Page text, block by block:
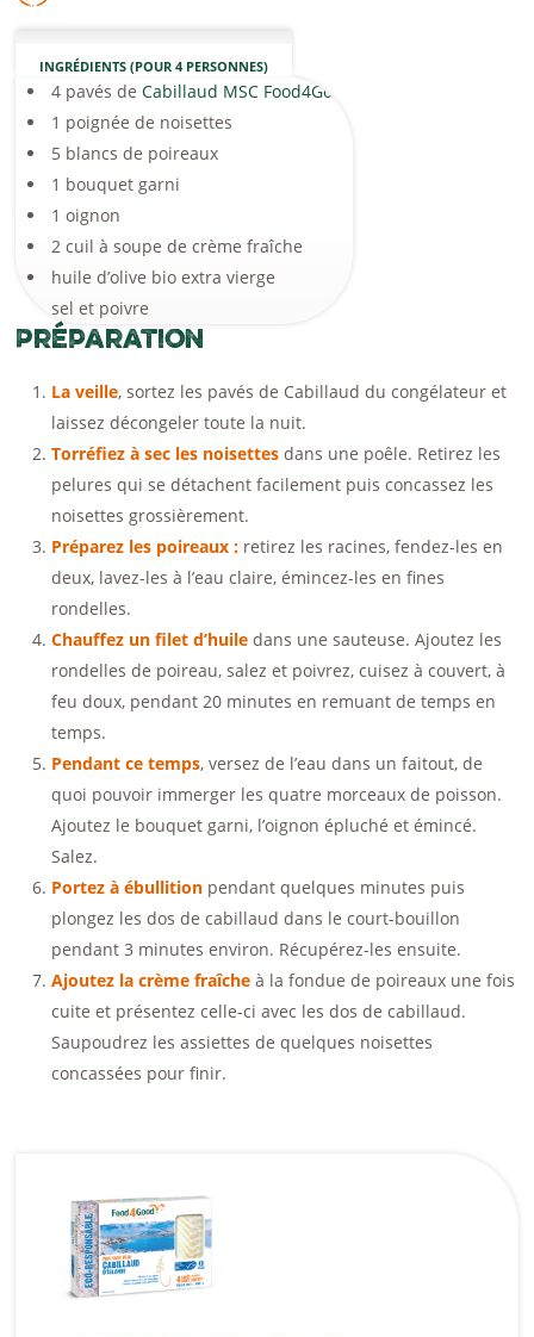
INGRÉDIENTS (POUR 4 PERSONNES)
4 pavés deCabillaud MSC Food4Good
1 poignée de noisettes
5 blancs de poireaux
1 bouquet garni
1 oignon
2 cuil à soupe de crème fraîche
huile d’olive bio extra vierge
sel et poivre
Préparation
La veille, sortez les pavés de Cabillaud du congélateur et
laissez décongeler toute la nuit.
Torréfiez à sec les noisettesdans une poêle. Retirez les
pelures qui se détachent facilement puis concassez les
noisettes grossièrement.
Préparez les poireaux : retirez les racines, fendez-les en
deux, lavez-les à l’eau claire, émincez-les en fines
rondelles.
Chauffez un filet d’huile dans une sauteuse. Ajoutez les
rondelles de poireau, salez et poivrez, cuisez à couvert, à
feu doux, pendant 20 minutes en remuant de temps en
temps.
Pendant ce temps, versez de l’eau dans un faitout, de
quoi pouvoir immerger les quatre morceaux de poisson.
Ajoutez le bouquet garni, l’oignon épluché et émincé.
Salez.
Portez à ébullition pendant quelques minutes puis
plongez les dos de cabillaud dans le court-bouillon
pendant 3 minutes environ. Récupérez-les ensuite.
Ajoutez la crème fraîche à la fondue de poireaux une fois
cuite et présentez celle-ci avec les dos de cabillaud.
Saupoudrez les assiettes de quelques noisettes
concassées pour finir.